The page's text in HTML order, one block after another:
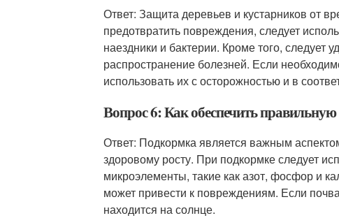
Ответ: Защита деревьев и кустарников от
предотвратить повреждения, следует
наездники и бактерии. Кроме того, следует
распространение болезней. Если
использовать их с осторожностью и в
Вопрос 6: Как обеспечить
Ответ: Подкормка является важным
здоровому росту. При подкормке следует
микроэлементы, такие как азот, фосфор и
может привести к повреждениям. Если
находится на солнце.